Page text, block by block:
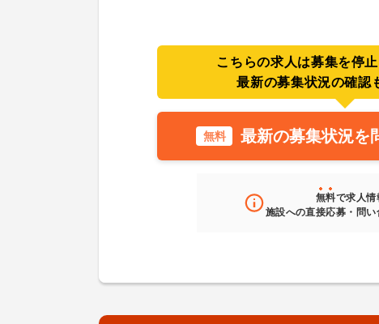
こちらの求人は募集を停止
最新の募集状況の確認
無料 最新の募集状況を
無料で求人情
施設への直接応募・問い